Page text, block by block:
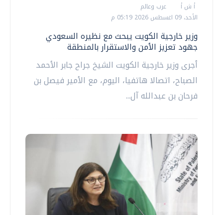
أ ش أ
عرب وعالم
الأحد، 09 اغسطس 2026 05:19 م
وزير خارجية الكويت يبحث مع نظيره السعودي
جهود تعزيز الأمن والاستقرار بالمنطقة
أجرى وزير خارجية الكويت الشيخ جراح جابر الأحمد
الصباح، اتصالا هاتفيا، اليوم، مع الأمير فيصل بن
فرحان بن عبدالله آل...